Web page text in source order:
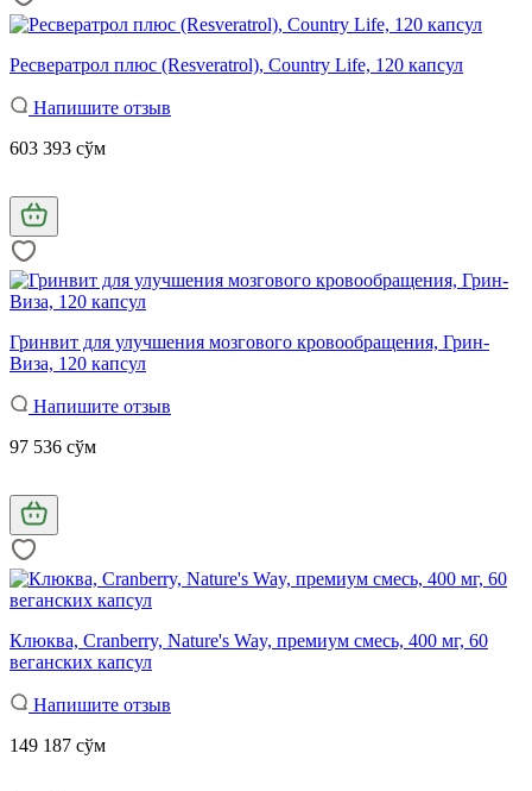
Ресвератрол плюс (Resveratrol), Country Life, 120 капсул
Напишите отзыв
603 393 сўм
Гринвит для улучшения мозгового кровообращения, Грин-
Виза, 120 капсул
Напишите отзыв
97 536 сўм
Клюква, Cranberry, Nature's Way, премиум смесь, 400 мг, 60
веганских капсул
Напишите отзыв
149 187 сўм